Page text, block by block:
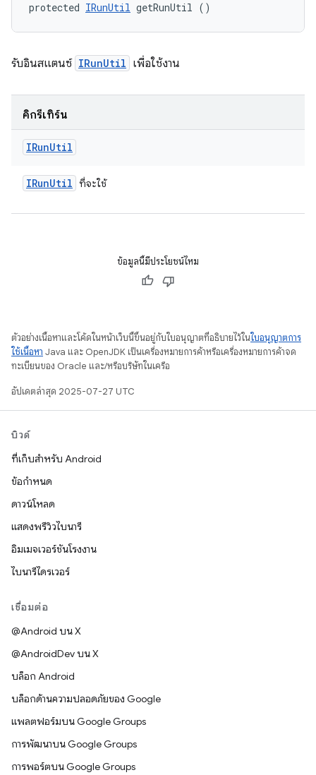
protected IRunUtil getRunUtil ()
รับอินสแตนซ์ IRunUtil เพื่อใช้งาน
คิกรีเทิร์น
IRunUtil
IRunUtil ที่จะใช้
ข้อมูลนี้มีประโยชน์ไหม
ตัวอย่างเนื้อหาและโค้ดในหน้าเว็บนี้ขึ้นอยู่กับใบอนุญาตที่อธิบายไว้ในใบอนุญาตการ
ใช้เนื้อหา Java และ OpenJDK เป็นเครื่องหมายการค้าหรือเครื่องหมายการค้าจด
ทะเบียนของ Oracle และ/หรือบริษัทในเครือ
อัปเดตล่าสุด 2025-07-27 UTC
บิวด์
ที่เก็บสำหรับ Android
ข้อกำหนด
ดาวน์โหลด
แสดงพรีวิวไบนารี
อิมเมจเวอร์ชันโรงงาน
ไบนารีไดรเวอร์
เชื่อมต่อ
@Android บน X
@AndroidDev บน X
บล็อก Android
บล็อกด้านความปลอดภัยของ Google
แพลตฟอร์มบน Google Groups
การพัฒนาบน Google Groups
การพอร์ตบน Google Groups